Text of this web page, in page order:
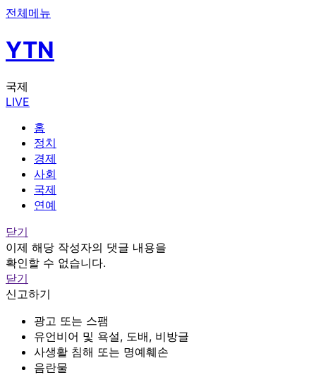
전체메뉴
YTN
국제
LIVE
홈
정치
경제
사회
국제
연예
닫기
이제 해당 작성자의 댓글 내용을
확인할 수 없습니다.
닫기
신고하기
광고 또는 스팸
유언비어 및 욕설, 도배, 비방글
사생활 침해 또는 명예훼손
음란물